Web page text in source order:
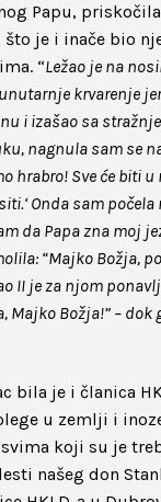
Papu,
je i inače bio
“Ležao je na
krvarenje
i izašao sa
nagnula sam se
hrabro! Sve će biti
Onda sam
da Papa zna moj
“Majko Božja,
II je za njom
Majko Božja!” –
bila je i članica
u zemlji i
koji su je
našeg don